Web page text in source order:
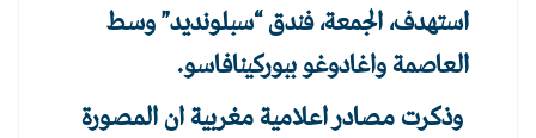
استهدف، الجمعة، فندق “سبلونديد” وسط
العاصمة واغادوغو ببوركينافاسو.
وذكرت مصادر اعلامية مغربية ان المصورة